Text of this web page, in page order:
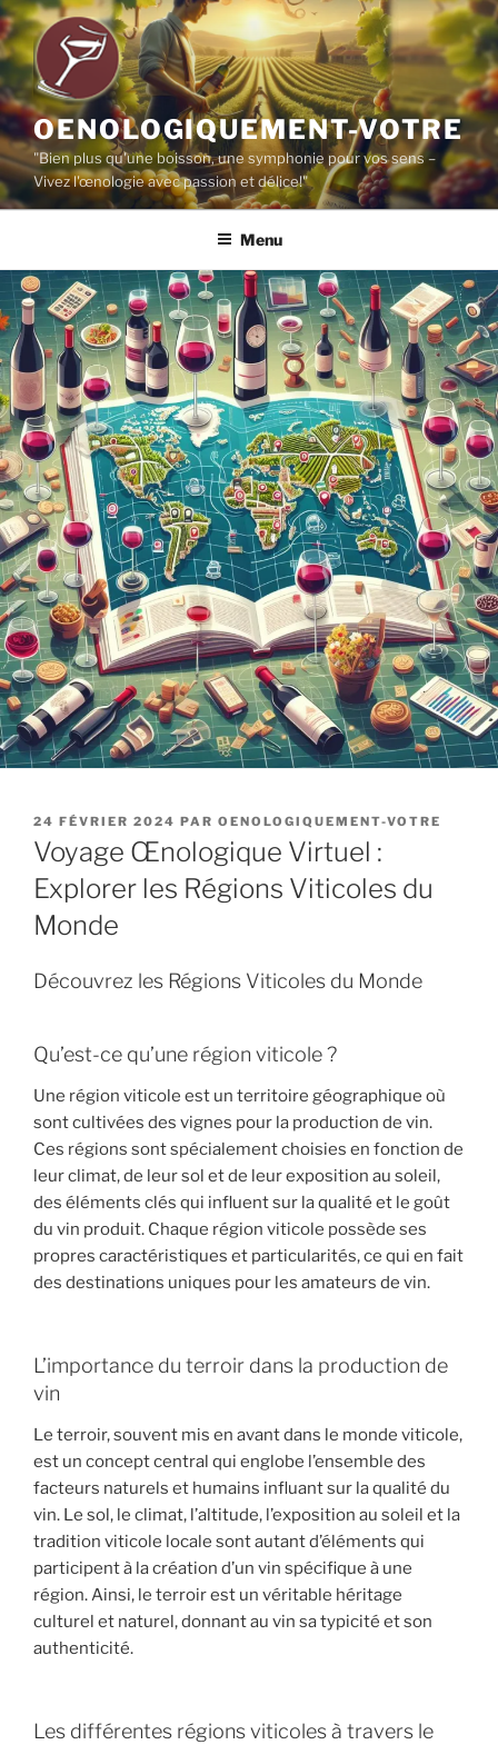
Aller
au
contenu
principal
OENOLOGIQUEMENT-VOTRE
"Bien plus qu'une boisson, une symphonie pour vos sens –
Vivez l'œnologie avec passion et délice!"
Menu
PUBLIÉ
LE
24 FÉVRIER 2024 PAR OENOLOGIQUEMENT-VOTRE
Voyage Œnologique Virtuel :
Explorer les Régions Viticoles du
Monde
Découvrez les Régions Viticoles du Monde
Qu’est-ce qu’une région viticole ?
Une région viticole est un territoire géographique où
sont cultivées des vignes pour la production de vin.
Ces régions sont spécialement choisies en fonction de
leur climat, de leur sol et de leur exposition au soleil,
des éléments clés qui influent sur la qualité et le goût
du vin produit. Chaque région viticole possède ses
propres caractéristiques et particularités, ce qui en fait
des destinations uniques pour les amateurs de vin.
L’importance du terroir dans la production de
vin
Le terroir, souvent mis en avant dans le monde viticole,
est un concept central qui englobe l’ensemble des
facteurs naturels et humains influant sur la qualité du
vin. Le sol, le climat, l’altitude, l’exposition au soleil et la
tradition viticole locale sont autant d’éléments qui
participent à la création d’un vin spécifique à une
région. Ainsi, le terroir est un véritable héritage
culturel et naturel, donnant au vin sa typicité et son
authenticité.
Les différentes régions viticoles à travers le